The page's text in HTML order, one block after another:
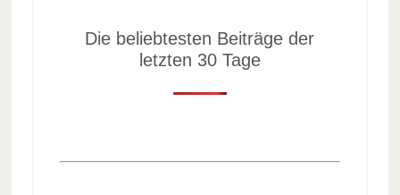
Die beliebtesten Beiträge der
letzten 30 Tage